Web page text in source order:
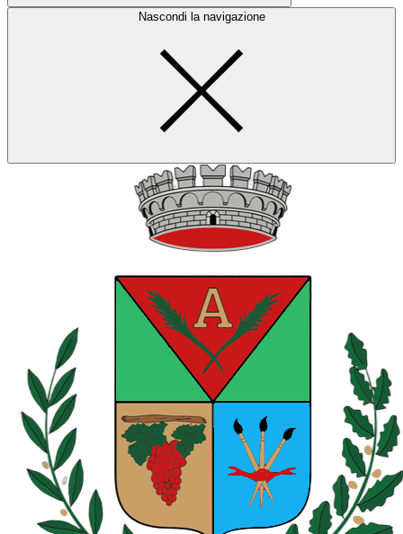
Nascondi la navigazione